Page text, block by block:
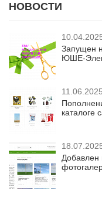
НОВОСТИ
Запущен
ЮШЕ-
11.06.2025
каталоге
Добавлен